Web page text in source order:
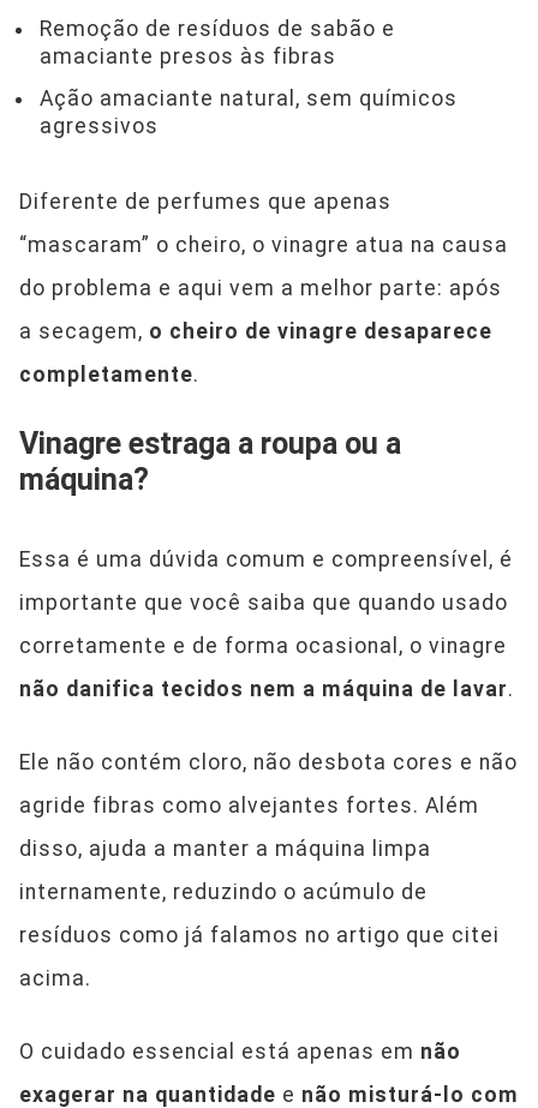
Remoção de resíduos de sabão e
amaciante presos às fibras
Ação amaciante natural, sem químicos
agressivos
Diferente de perfumes que apenas
“mascaram” o cheiro, o vinagre atua na causa
do problema e aqui vem a melhor parte: após
a secagem, o cheiro de vinagre desaparece
completamente.
Vinagre estraga a roupa ou a
máquina?
Essa é uma dúvida comum e compreensível, é
importante que você saiba que quando usado
corretamente e de forma ocasional, o vinagre
não danifica tecidos nem a máquina de lavar.
Ele não contém cloro, não desbota cores e não
agride fibras como alvejantes fortes. Além
disso, ajuda a manter a máquina limpa
internamente, reduzindo o acúmulo de
resíduos como já falamos no artigo que citei
acima.
O cuidado essencial está apenas em não
exagerar na quantidade e não misturá-lo com